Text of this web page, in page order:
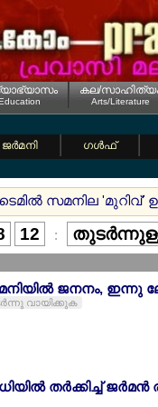
കല/
Arts/Literature
ജര്‍മനി ഗള്‍ഫ്
സമനില 'മുറിവ്'
12 :
ജനനം, ഇന്നു
വായിക്കുക
തര്‍ക്കിച്ച് ജര്‍മന്‍